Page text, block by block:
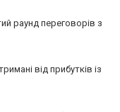
раунд переговорів з
від прибутків із